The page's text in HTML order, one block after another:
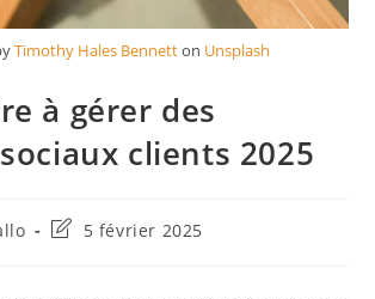
Timothy Hales Bennetton Unsplash
à gérer des
clients 2025
Dernière
5 février 2025